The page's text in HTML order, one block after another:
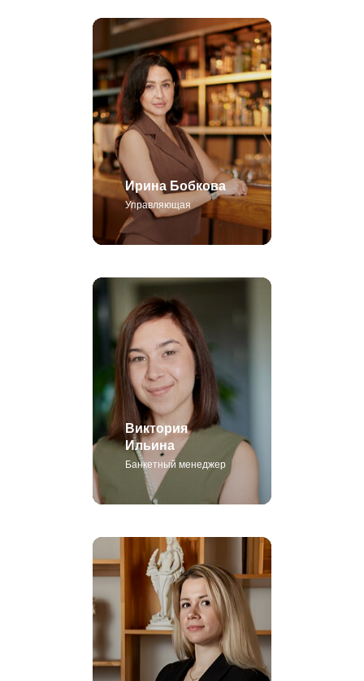
Ирина Бобкова
Управляющая
Виктория
Ильина
Банкетный менеджер